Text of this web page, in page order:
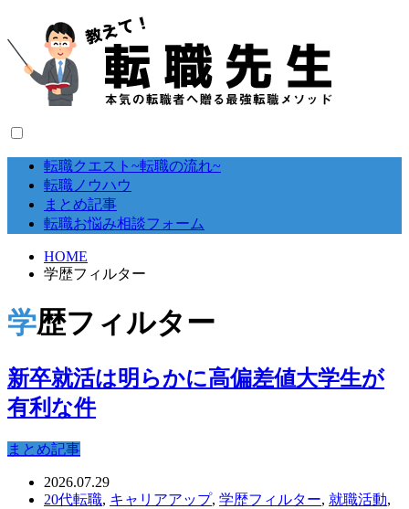
転職クエスト~転職の流れ~
転職ノウハウ
まとめ記事
転職お悩み相談フォーム
HOME
学歴フィルター
学歴フィルター
新卒就活は明らかに高偏差値大学生が
有利な件
まとめ記事
2026.07.29
20代転職, キャリアアップ, 学歴フィルター, 就職活動,